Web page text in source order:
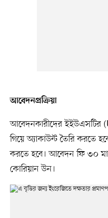
আবেদনপ্রক্রিয়া
আবেদনকারীদের ইইউএসটির
গিয়ে অ্যাকাউন্ট তৈরি করতে
করতে হবে। আবেদন ফি ৩০
কোরিয়ান উন।